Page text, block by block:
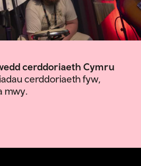
cerddoriaeth Cymru
cerddoriaeth fyw,
mwy.